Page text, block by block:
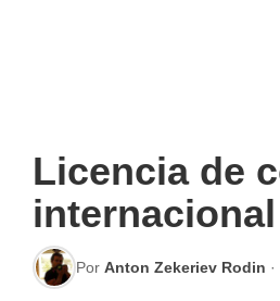
Licencia de
internacional
Por Anton Zekeriev Rodin ·